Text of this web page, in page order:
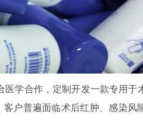
学合作，定制开发一款专用于
户普遍面临术后红肿、感染风